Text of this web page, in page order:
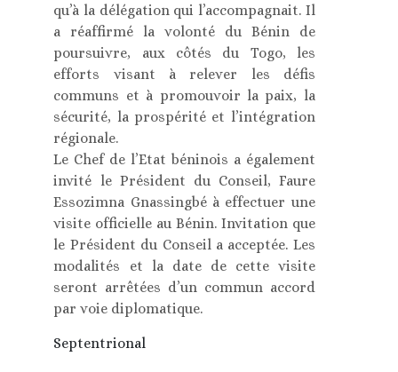
qu’à la délégation qui l’accompagnait. Il
a réaffirmé la volonté du Bénin de
poursuivre, aux côtés du Togo, les
efforts visant à relever les défis
communs et à promouvoir la paix, la
sécurité, la prospérité et l’intégration
régionale.
Le Chef de l’Etat béninois a également
invité le Président du Conseil, Faure
Essozimna Gnassingbé à effectuer une
visite officielle au Bénin. Invitation que
le Président du Conseil a acceptée. Les
modalités et la date de cette visite
seront arrêtées d’un commun accord
par voie diplomatique.
Septentrional